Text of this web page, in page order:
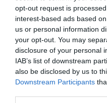
opt-out request is
interest-based ads based
us or personal information
your opt-out. You may
disclosure of your personal
IAB’s list of downstream
also be disclosed by us to
Downstream Participants
Κ.Τσίγκας για νέα
πετούν τη νύχτα
ρίψεις νερού»
ΠΟΛΙΤΙΚΗ